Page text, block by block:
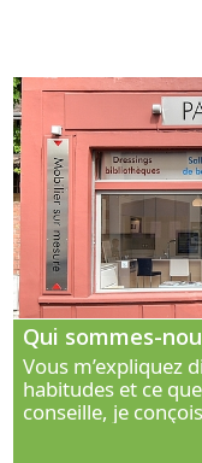
Qui sommes-
Vous m’expliquez
habitudes et ce
conseille, je
interlocuteur